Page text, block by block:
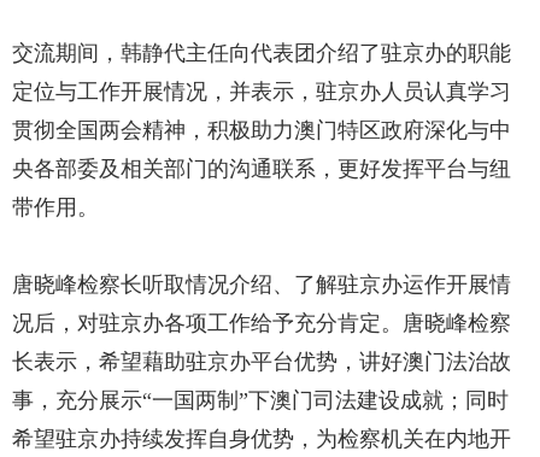
交流期间，韩静代主任向代表团介绍了驻京办的职能
定位与工作开展情况，并表示，驻京办人员认真学习
贯彻全国两会精神，积极助力澳门特区政府深化与中
央各部委及相关部门的沟通联系，更好发挥平台与纽
带作用。
唐晓峰检察长听取情况介绍、了解驻京办运作开展情
况后，对驻京办各项工作给予充分肯定。唐晓峰检察
长表示，希望藉助驻京办平台优势，讲好澳门法治故
事，充分展示“一国两制”下澳门司法建设成就；同时
希望驻京办持续发挥自身优势，为检察机关在内地开